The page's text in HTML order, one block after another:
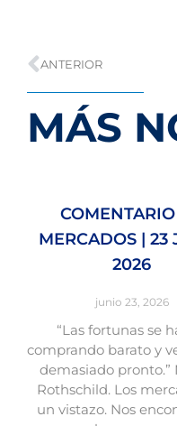
ANTERIOR
MÁS
MERCADOS | 23
2026
junio 23, 2026
“Las fortunas se
comprando barato y
demasiado pronto.”
Rothschild. Los
un vistazo. Nos